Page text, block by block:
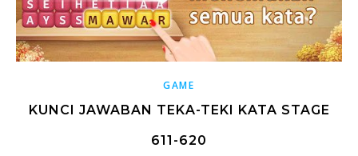
GAME
KUNCI JAWABAN TEKA-TEKI KATA STAGE
611-620